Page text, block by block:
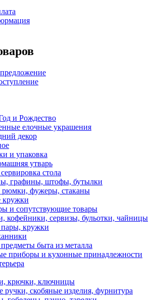
и Рождество
елочные украшения
декор
и упаковка
утварь
стола
графины, штофы, бутылки
рюмки, фужеры, стаканы
и сопутствующие товары
кофейники, сервизы, бульотки, чайницы
кружки
быта из металла
приборы и кухонные принадлежности
крючки, ключницы
ручки, скобяные изделия, фурнитура